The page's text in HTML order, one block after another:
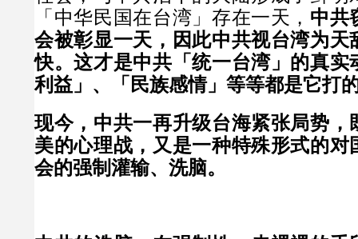
「中华民国在台湾」存在一天， 中共
会被彰显一天，因此中共视台湾为天
快。这才是中共「统一台湾」的真实
利益」、「民族感情」等等都是它打
现今，中共一再升级台海紧张局势，
美的心理战，又是一种特殊形式的对
会的强制灌输、洗脑。